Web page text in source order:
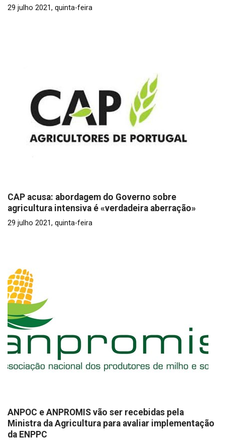
29 julho 2021, quinta-feira
CAP acusa: abordagem do Governo sobre
agricultura intensiva é «verdadeira aberração»
29 julho 2021, quinta-feira
ANPOC e ANPROMIS vão ser recebidas pela
Ministra da Agricultura para avaliar implementação
da ENPPC